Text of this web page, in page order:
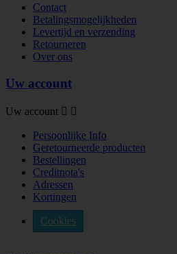
Contact
Betalingsmogelijkheden
Levertijd en verzending
Retourneren
Over ons
Uw account
Uw account  
Persoonlijke Info
Geretourneerde producten
Bestellingen
Creditnota's
Adressen
Kortingen
Cookies